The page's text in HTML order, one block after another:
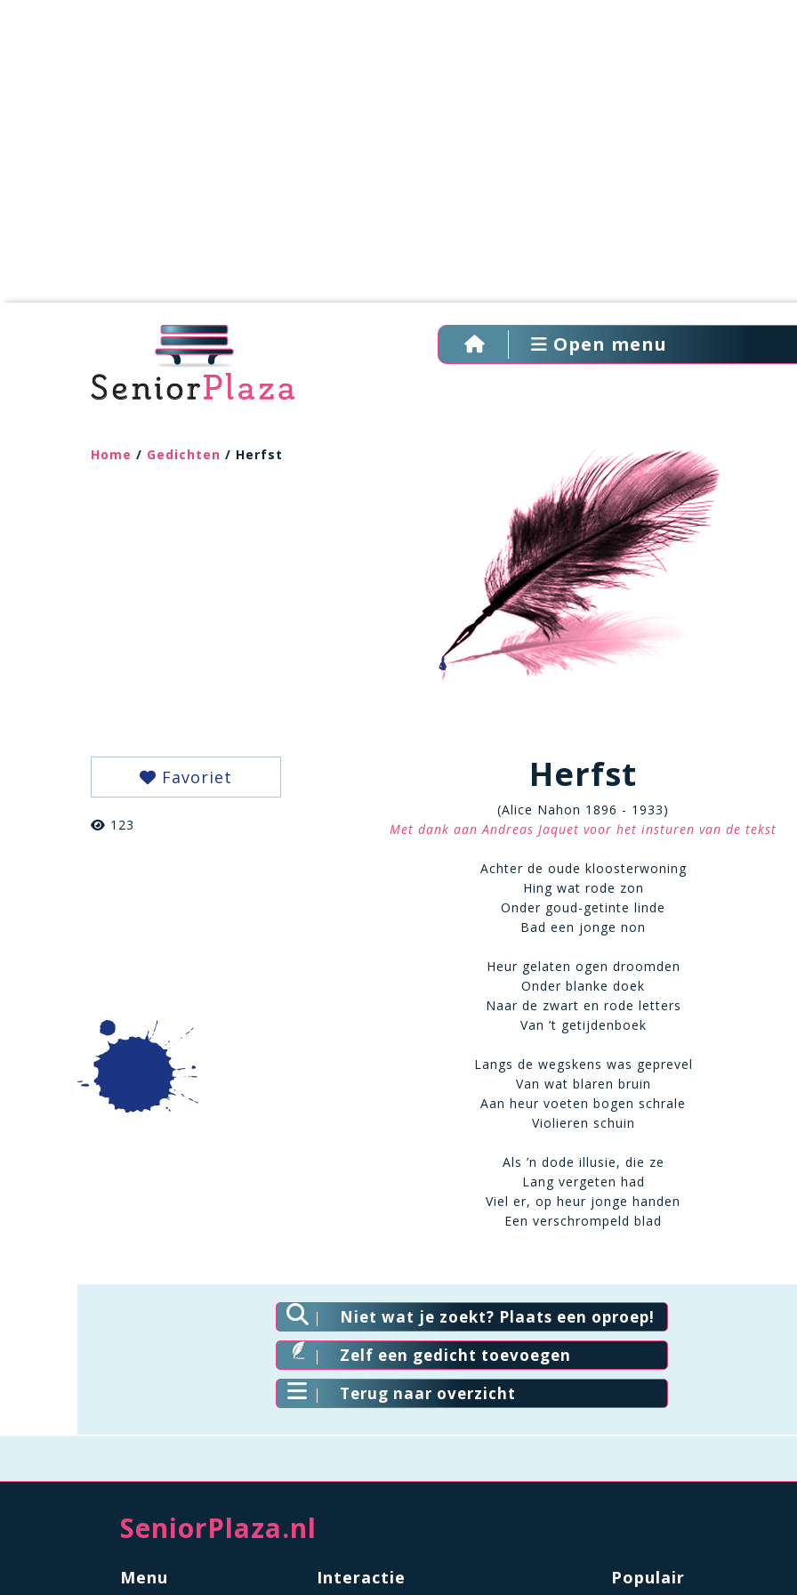
Open menu
Home / Gedichten / Herfst
Favoriet
123
Herfst
(Alice Nahon 1896 - 1933)
Met dank aan Andreas Jaquet voor het insturen van de tekst
Achter de oude kloosterwoning
Hing wat rode zon
Onder goud-getinte linde
Bad een jonge non
Heur gelaten ogen droomden
Onder blanke doek
Naar de zwart en rode letters
Van ’t getijdenboek
Langs de wegskens was geprevel
Van wat blaren bruin
Aan heur voeten bogen schrale
Violieren schuin
Als ’n dode illusie, die ze
Lang vergeten had
Viel er, op heur jonge handen
Een verschrompeld blad
Niet wat je zoekt? Plaats een oproep!
Zelf een gedicht toevoegen
Terug naar overzicht
SeniorPlaza.nl
Menu Interactie Populair